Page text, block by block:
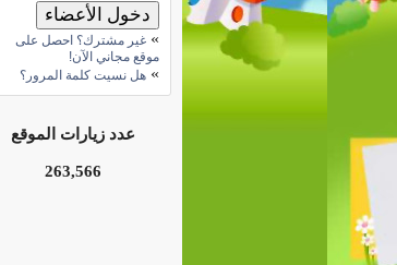
» غير مشترك؟ احصل على
موقع مجاني الآن!
» هل نسيت كلمة المرور؟
عدد زيارات الموقع
263,566